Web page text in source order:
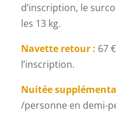
d’inscription, le
les 13 kg.
Navette retour : 67
l’inscription.
Nuitée
/personne en demi-